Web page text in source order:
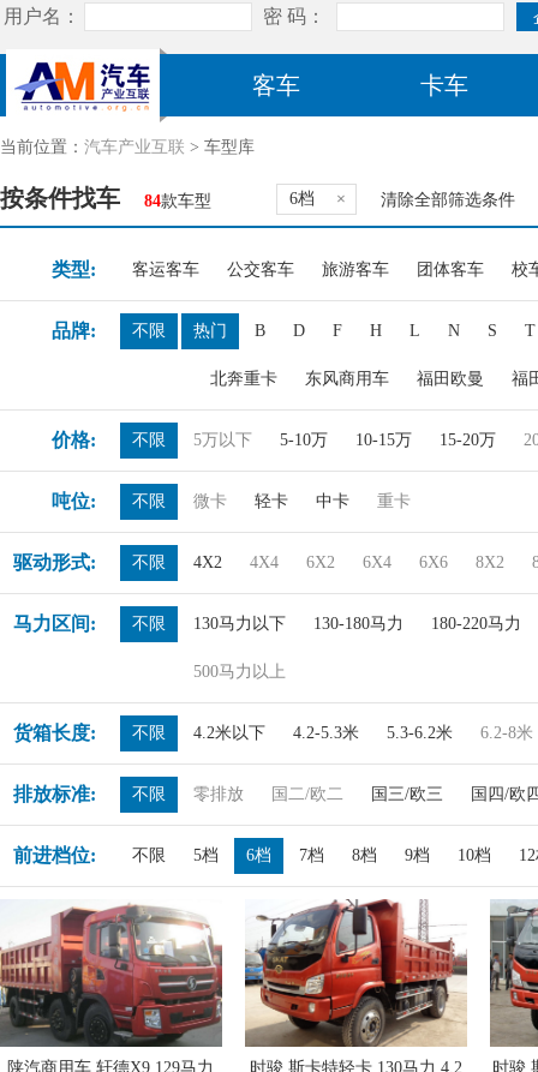
客车 卡车
当前位置： 汽车产业互联 > 车型库
按条件找车 84款车型 6档 × 清除全部筛选条件
类型: 客运客车 公交客车 旅游客车 团体客车 校
品牌: 不限 热门 B D F H L N S T
北奔重卡 东风商用车 福田欧曼 福
价格: 不限 5万以下 5-10万 10-15万 15-20万
吨位: 不限 微卡 轻卡 中卡 重卡
驱动形式: 不限 4X2 4X4 6X2 6X4 6X6 8X2
马力区间: 不限 130马力以下 130-180马力 180-220马力
500马力以上
货箱长度: 不限 4.2米以下 4.2-5.3米 5.3-6.2米 6.2-8米
排放标准: 不限 零排放 国二/欧二 国三/欧三 国四/欧
前进档位: 不限 5档 6档 7档 8档 9档 10档
陕汽商用车 轩德X9 129马力
时骏 斯卡特轻卡 130马力 4.2
时骏